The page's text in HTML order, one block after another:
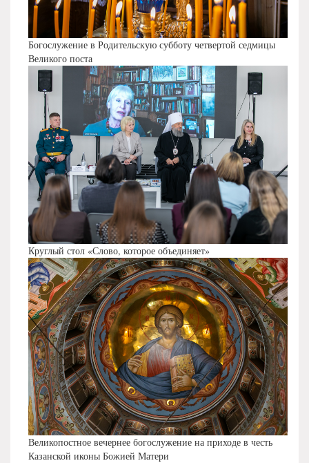
Богослужение в Родительскую субботу четвертой седмицы
Великого поста
Круглый стол «Слово, которое объединяет»
Великопостное вечернее богослужение на приходе в честь
Казанской иконы Божией Матери